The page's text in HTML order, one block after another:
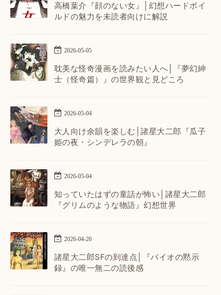
高橋葉介『顔のない女』│幻想ハードボイ
ルドの魅力を未読者向けに解説
2026-05-05
耽美な怪奇漫画を読みたい人へ│『夢幻紳
士（怪奇篇）』の世界観と見どころ
2026-05-04
大人向け余韻を楽しむ│諸星大二郎『瓜子
姫の夜・シンデレラの朝』
2026-05-04
知っていたはずの童話が怖い│諸星大二郎
『グリムのような物語』幻想世界
2026-04-26
諸星大二郎SFの到達点│『バイオの黙示
録』の唯一無二の読後感